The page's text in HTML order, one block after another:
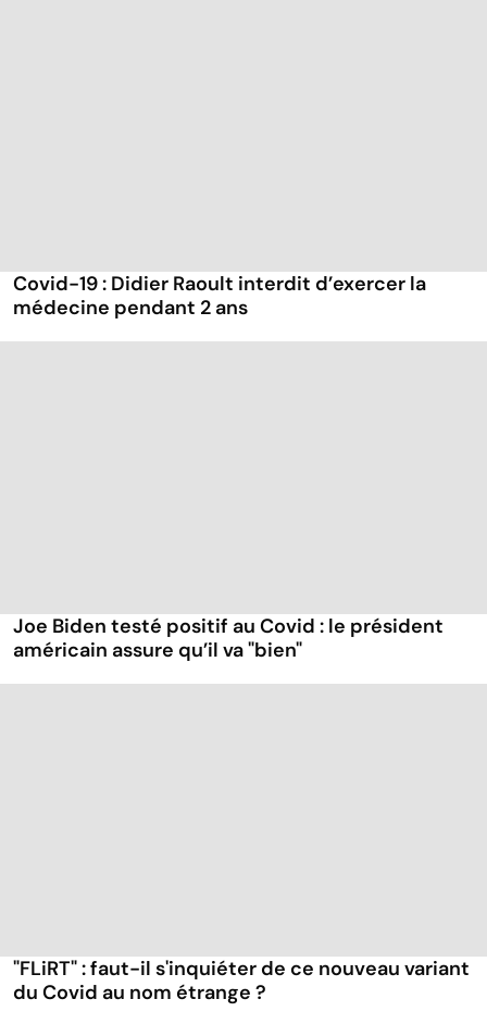
Covid-19 : Didier Raoult interdit d’exercer la
médecine pendant 2 ans
Joe Biden testé positif au Covid : le président
américain assure qu’il va "bien"
"FLiRT" : faut-il s'inquiéter de ce nouveau variant
du Covid au nom étrange ?